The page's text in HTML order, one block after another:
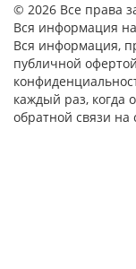
© 2026 Все права
Вся информация
Вся информация,
публичной
каждый раз, когда
обратной связи